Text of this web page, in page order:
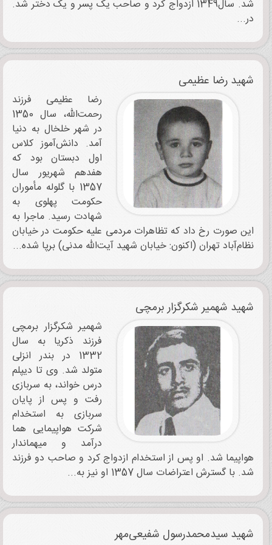
شد. سال1349 ازدواج کرد و صاحب یک پسر و یک دختر شد.
در...
شهید رضا عظیمی
رضا عظیمی فرزند
رحمت‌الله، سال 1350
در شهر خلخال به دنیا
آمد. دانش‌آموز کلاس
اول دبستان بود که
هفدهم شهریور سال
1357 با گلوله مأموران
حکومت پهلوی به
شهادت رسید. ماجرا به
این صورت رخ داد که تظاهرات مردمی علیه حکومت در خیابان
نظام‌آباد تهران (اکنون: خیابان شهید آیت‌الله مدنی) برپا شده...
شهید شهمیر شکرگزار برمچی
شهمیر شکرگزار برمچی
فرزند ذکریا به سال
1332 در بندر انزلی
متولد شد. وی تا دیپلم
درس خواند، به سربازی
رفت و پس از پایان
سربازی به استخدام
شرکت هواپیمایی هما
درآمد و میهماندار
هواپیما شد. او پس از استخدام ازدواج کرد و صاحب دو فرزند
شد. با گسترش اعتراضات سال 1357 او نیز به...
شهید سیدمحمدرسول شفیعی‌مهر